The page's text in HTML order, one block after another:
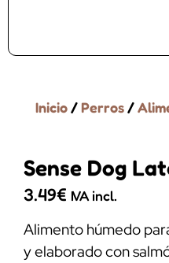
Inicio/Perros/
Sense Dog
3.49€ IVA incl.
Alimento húmedo
y elaborado con